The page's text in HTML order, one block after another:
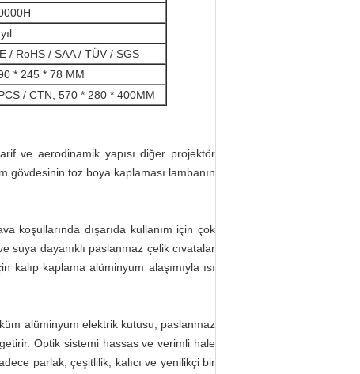
/ RoHS / SAA / TÜV / SGS
* 245 * 78 MM
/ CTN, 570 * 280 * 400MM
ve aerodinamik yapısı diğer projektör
gövdesinin toz boya kaplaması lambanın
koşullarında dışarıda kullanım için çok
suya dayanıklı paslanmaz çelik cıvatalar
kalıp kaplama alüminyum alaşımıyla ısı
alüminyum elektrik kutusu, paslanmaz
Optik sistemi hassas ve verimli hale
parlak, çeşitlilik, kalıcı ve yenilikçi bir